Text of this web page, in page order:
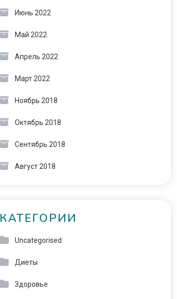
Июнь 2022
Май 2022
Апрель 2022
Март 2022
Ноябрь 2018
Октябрь 2018
Сентябрь 2018
Август 2018
КАТЕГОРИИ
Uncategorised
Диеты
Здоровье